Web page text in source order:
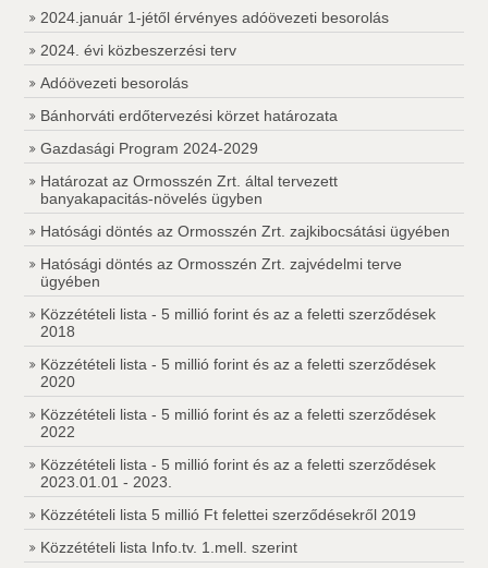
2024.január 1-jétől érvényes adóövezeti besorolás
2024. évi közbeszerzési terv
Adóövezeti besorolás
Bánhorváti erdőtervezési körzet határozata
Gazdasági Program 2024-2029
Határozat az Ormosszén Zrt. által tervezett
banyakapacitás-növelés ügyben
Hatósági döntés az Ormosszén Zrt. zajkibocsátási ügyében
Hatósági döntés az Ormosszén Zrt. zajvédelmi terve
ügyében
Közzétételi lista - 5 millió forint és az a feletti szerződések
2018
Közzétételi lista - 5 millió forint és az a feletti szerződések
2020
Közzétételi lista - 5 millió forint és az a feletti szerződések
2022
Közzétételi lista - 5 millió forint és az a feletti szerződések
2023.01.01 - 2023.
Közzétételi lista 5 millió Ft felettei szerződésekről 2019
Közzétételi lista Info.tv. 1.mell. szerint